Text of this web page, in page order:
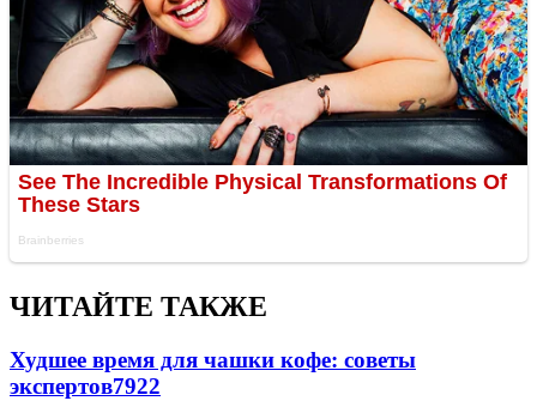
ЧИТАЙТЕ ТАКЖЕ
Худшее время для чашки кофе: советы
экспертов7922